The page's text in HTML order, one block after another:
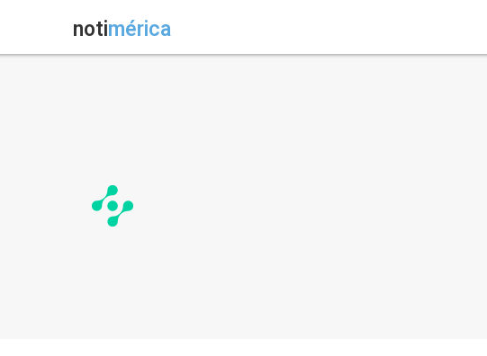
notimérica